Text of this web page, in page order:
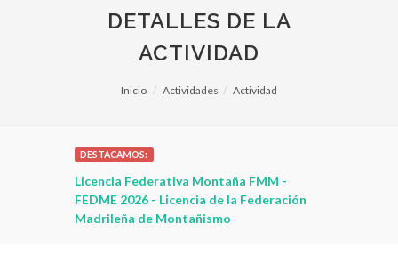
DETALLES DE LA
ACTIVIDAD
Inicio Actividades Actividad
DESTACAMOS:
Licencia Federativa Montaña FMM -
FEDME 2026 - Licencia de la Federación
Madrileña de Montañismo